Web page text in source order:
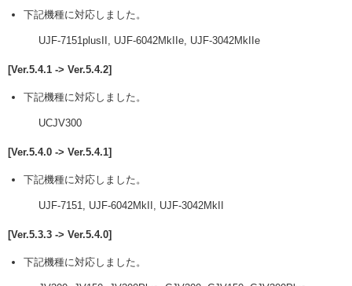
下記機種に対応しました。
UJF-7151plusII, UJF-6042MkIIe, UJF-3042MkIIe
[Ver.5.4.1 -> Ver.5.4.2]
下記機種に対応しました。
UCJV300
[Ver.5.4.0 -> Ver.5.4.1]
下記機種に対応しました。
UJF-7151, UJF-6042MkII, UJF-3042MkII
[Ver.5.3.3 -> Ver.5.4.0]
下記機種に対応しました。